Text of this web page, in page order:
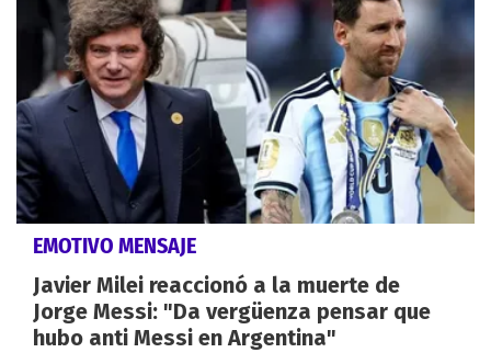
EMOTIVO MENSAJE
Javier Milei reaccionó a la muerte de
Jorge Messi: "Da vergüenza pensar que
hubo anti Messi en Argentina"